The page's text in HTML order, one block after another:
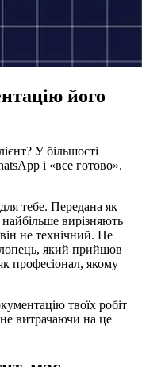
його
У більшості
і «все готово».
тебе. Передана як
вирізняють
не технічний. Це
який прийшов
професіонал, якому
твоїх робіт
витрачаючи на це